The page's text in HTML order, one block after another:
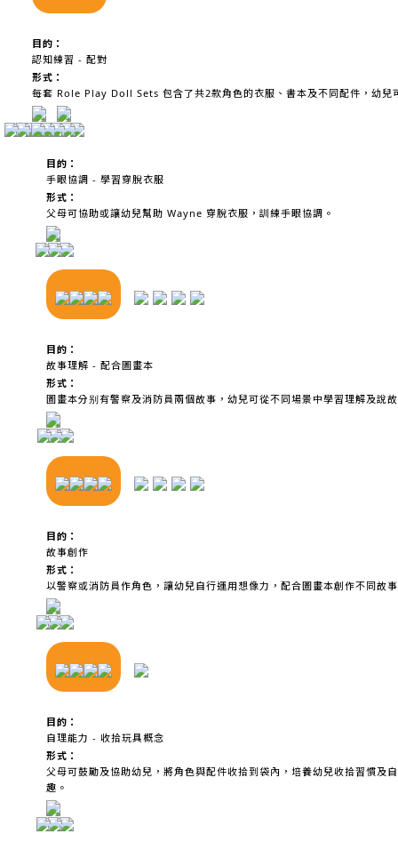
目的：
認知練習 - 配對
形式：
每套 Role Play Doll Sets 包含了共2款角色的衣服、書本及不同配件，幼兒
目的：
手眼協調 - 學習穿脫衣服
形式：
父母可協助或讓幼兒幫助 Wayne 穿脫衣服，訓練手眼協調。
目的：
故事理解 - 配合圖畫本
形式：
圖畫本分别有警察及消防員兩個故事，幼兒可從不同場景中學習理解及說
目的：
故事創作
形式：
以警察或消防員作角色，讓幼兒自行運用想像力，配合圖畫本創作不同故
目的：
自理能力 - 收拾玩具概念
形式：
父母可鼓勵及協助幼兒，將角色與配件收拾到袋內，培養幼兒收拾習慣及
趣。